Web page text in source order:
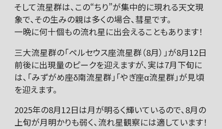
そして流星群は、この“ちり”が集中的に現れる天文現
象で、その生みの親は多くの場合、彗星です。
一晩に何十個もの流れ星に出会えることもあります！
三大流星群の「ペルセウス座流星群（8月）」が8月12日
前後に出現量のピークを迎えますが、実は7月下旬に
は、「みずがめ座δ南流星群」「やぎ座α流星群」が見頃
を迎えます。
2025年の8月12日は月が明るく輝いているので、8月の
上旬が月明かりも弱く、流れ星観察には適しています！